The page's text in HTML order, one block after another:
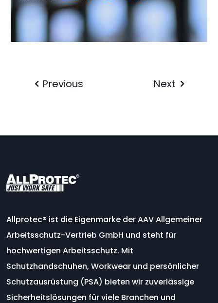
Previous Next
Allprotec® ist die Eigenmarke derAAVAllgemeiner
Arbeitsschutz-Vertrieb GmbH und steht für
hochwertigenArbeitsschutz. Mit
Schutzhandschuhen,Workwear und persönlicher
Schutzausrüstung (PSA) bietenwir zuverlässige
Sicherheitslösungen für viele Branchen und